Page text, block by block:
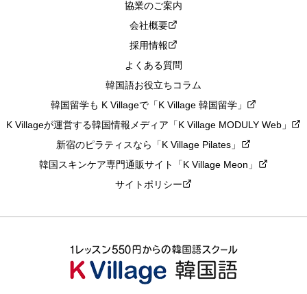
協業のご案内
会社概要
採用情報
よくある質問
韓国語お役立ちコラム
韓国留学も K Villageで「K Village 韓国留学」
K Villageが運営する韓国情報メディア「K Village MODULY Web」
新宿のピラティスなら「K Village Pilates」
韓国スキンケア専門通販サイト「K Village Meon」
サイトポリシー